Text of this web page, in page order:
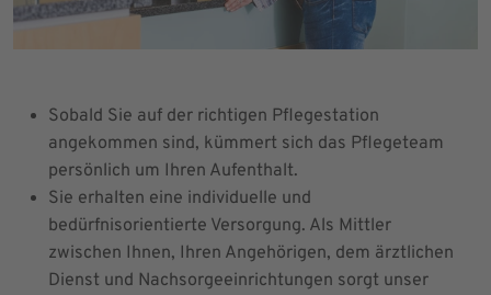
Sobald Sie auf der richtigen Pflegestation
angekommen sind, kümmert sich das Pflegeteam
persönlich um Ihren Aufenthalt.
Sie erhalten eine individuelle und
bedürfnisorientierte Versorgung. Als Mittler
zwischen Ihnen, Ihren Angehörigen, dem ärztlichen
Dienst und Nachsorgeeinrichtungen sorgt unser